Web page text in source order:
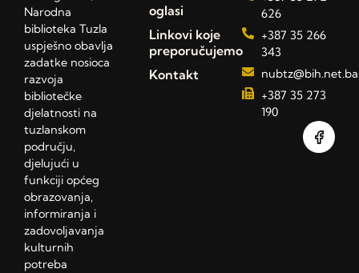
Narodna
biblioteka Tuzla
uspješno obavlja
zadatke nosioca
razvoja
bibliotečke
djelatnosti na
tuzlanskom
području,
djelujući u
funkciji općeg
obrazovanja,
informiranja i
zadovoljavanja
kulturnih
potreba
oglasi
Linkovi koje
preporučujemo
Kontakt
626
+387 35 266
343
nubtz@bih.net.ba
+387 35 273
190